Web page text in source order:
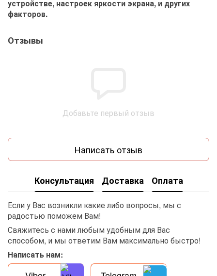
устройстве, настроек яркости экрана, и других
факторов.
Отзывы
Добавьте первый отзыв
Написать отзыв
Консультация Доставка Оплата
Если у Вас возникли какие либо вопросы, мы с
радостью поможем Вам!
Свяжитесь с нами любым удобным для Вас
способом, и мы ответим Вам максимально быстро!
Написать нам: